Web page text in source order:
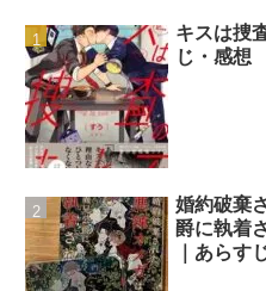
キスは捜
じ・感想
婚約破棄
爵に執着
｜あらす